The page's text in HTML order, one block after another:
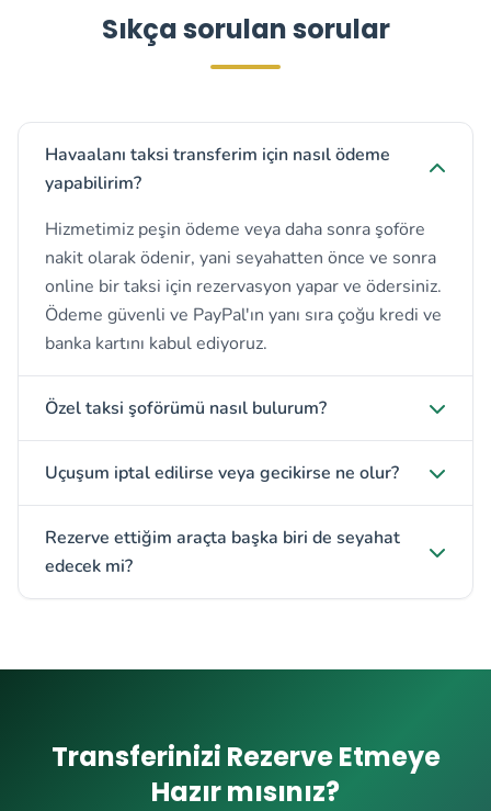
Sıkça sorulan sorular
Havaalanı taksi transferim için nasıl ödeme
yapabilirim?
Hizmetimiz peşin ödeme veya daha sonra şoföre
nakit olarak ödenir, yani seyahatten önce ve sonra
online bir taksi için rezervasyon yapar ve ödersiniz.
Ödeme güvenli ve PayPal'ın yanı sıra çoğu kredi ve
banka kartını kabul ediyoruz.
Özel taksi şoförümü nasıl bulurum?
Uçuşum iptal edilirse veya gecikirse ne olur?
Rezerve ettiğim araçta başka biri de seyahat
edecek mi?
Transferinizi Rezerve Etmeye
Hazır mısınız?